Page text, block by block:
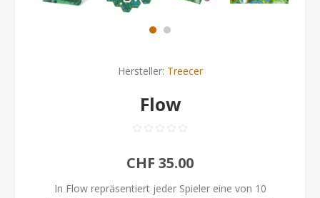
Hersteller: Treecer
Flow
CHF 35.00
In Flow repräsentiert jeder Spieler eine von 10